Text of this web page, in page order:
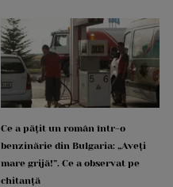
Ce a pățit un român într-o
benzinărie din Bulgaria: „Aveți
mare grijă!”. Ce a observat pe
chitanță